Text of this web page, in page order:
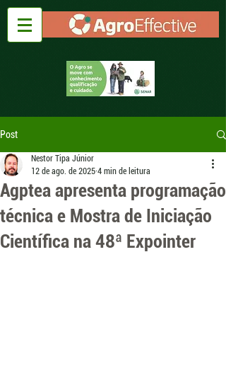
Post
Agptea apresenta programação
técnica e Mostra de Iniciação
Científica na 48ª Expointer
Nestor Tipa Júnior
12 de ago. de 2025 4 min de leitura